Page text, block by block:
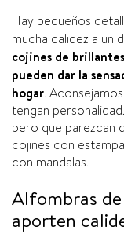
Hay pequeños
mucha calidez a un
cojines de
pueden dar la
hogar.
tengan
pero que parezcan
cojines con
con mandalas.
Alfombras
aporten